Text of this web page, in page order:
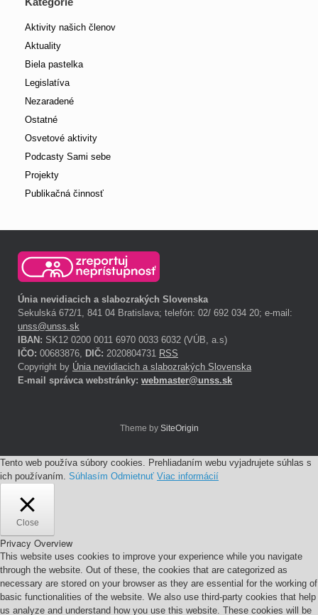
Aktivity našich členov
Aktuality
Biela pastelka
Legislatíva
Nezaradené
Ostatné
Osvetové aktivity
Podcasty Sami sebe
Projekty
Publikačná činnosť
Únia nevidiacich a slabozrakých Slovenska
Sekulská 672/1, 841 04 Bratislava; telefón: 02/ 692 034 20; e-mail:
unss@unss.sk
IBAN: SK12 0200 0011 6970 0033 6032 (VÚB, a.s)
IČO: 00683876, DIČ: 2020804731 RSS
Copyright by Únia nevidiacich a slabozrakých Slovenska
E-mail správca webstránky: webmaster@unss.sk
Theme by SiteOrigin
Tento web používa súbory cookies. Prehliadaním webu vyjadrujete súhlas s
ich používaním. Súhlasím Odmietnuť Viac informácií
Close
Privacy Overview
This website uses cookies to improve your experience while you navigate
through the website. Out of these, the cookies that are categorized as
necessary are stored on your browser as they are essential for the working of
basic functionalities of the website. We also use third-party cookies that help
us analyze and understand how you use this website. These cookies will be